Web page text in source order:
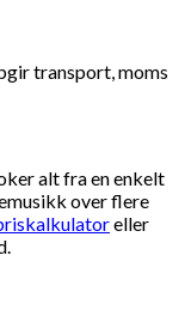
transport, moms
alt fra en enkelt
over flere
eller